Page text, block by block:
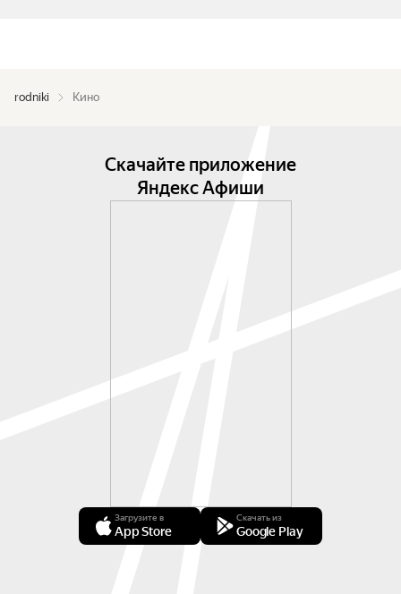
rodniki Кино
Скачайте приложение
Яндекс Афиши
Загрузите в
App Store
Скачать из
Google Play